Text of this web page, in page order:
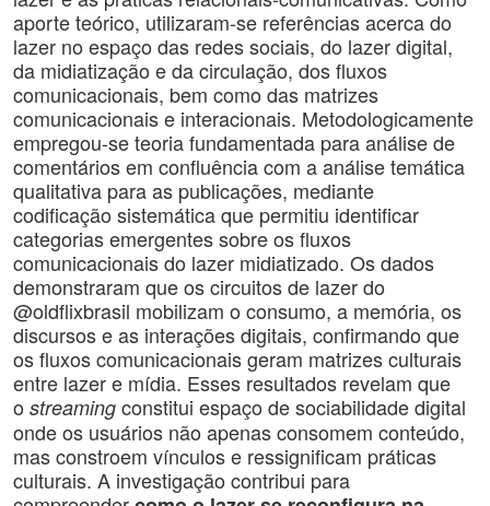
aporte teórico, utilizaram-se referências acerca do
lazer no espaço das redes sociais, do lazer digital,
da midiatização e da circulação, dos fluxos
comunicacionais, bem como das matrizes
comunicacionais e interacionais. Metodologicamente
empregou-se teoria fundamentada para análise de
comentários em confluência com a análise temática
qualitativa para as publicações, mediante
codificação sistemática que permitiu identificar
categorias emergentes sobre os fluxos
comunicacionais do lazer midiatizado. Os dados
demonstraram que os circuitos de lazer do
@oldflixbrasil mobilizam o consumo, a memória, os
discursos e as interações digitais, confirmando que
os fluxos comunicacionais geram matrizes culturais
entre lazer e mídia. Esses resultados revelam que
o streaming constitui espaço de sociabilidade digital
onde os usuários não apenas consomem conteúdo,
mas constroem vínculos e ressignificam práticas
culturais. A investigação contribui para